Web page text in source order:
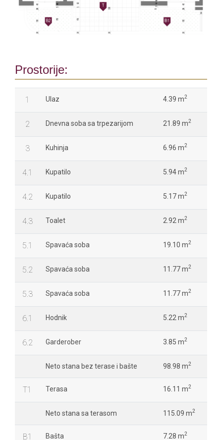
Prostorije:
1 Ulaz 4.39 m2
2 Dnevna soba sa trpezarijom 21.89 m2
3 Kuhinja 6.96 m2
4.1 Kupatilo 5.94 m2
4.2 Kupatilo 5.17 m2
4.3 Toalet 2.92 m2
5.1 Spavaća soba 19.10 m2
5.2 Spavaća soba 11.77 m2
5.3 Spavaća soba 11.77 m2
6.1 Hodnik 5.22 m2
6.2 Garderober 3.85 m2
Neto stana bez terase i bašte 98.98 m2
T1 Terasa 16.11 m2
Neto stana sa terasom 115.09 m2
B1 Bašta 7.28 m2